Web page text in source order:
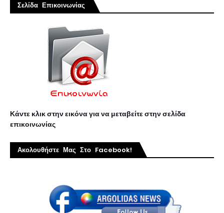
Σελίδα Επικοινωνίας
Κάντε κλικ στην εικόνα για να μεταβείτε στην σελίδα
επικοινωνίας
Ακολουθήστε Μας Στο Facebook!